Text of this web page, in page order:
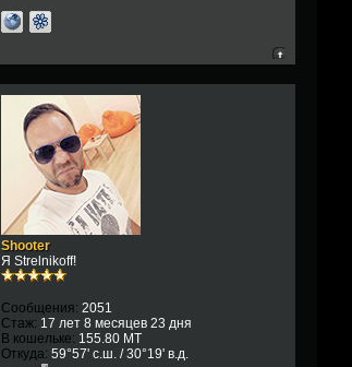
Shooter
Я Strelnikoff!
Сообщения: 2051
Стаж: 17 лет 8 месяцев 23 дня
В кошельке: 155.80 MT
Откуда: 59°57' с.ш. / 30°19' в.д.